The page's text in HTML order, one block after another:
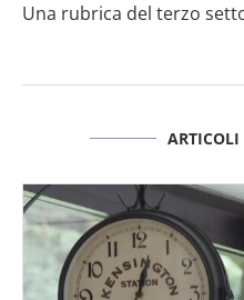
Una rubrica del terzo
ARTICOLI